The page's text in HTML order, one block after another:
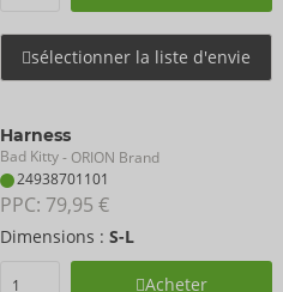
sélectionner la liste d'envie
Harness
Bad Kitty- ORION Brand
24938701101
PPC: 79,95 €
Dimensions : S-L
Acheter